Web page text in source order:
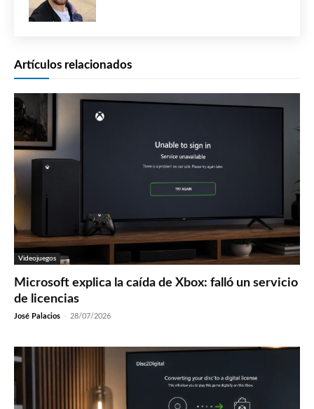
Artículos relacionados
Videojuegos
Microsoft explica la caída de Xbox: falló un servicio
de licencias
José Palacios - 28/07/2026